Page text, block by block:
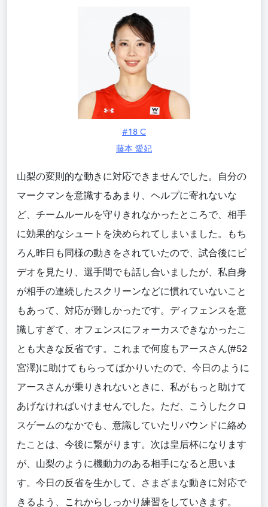
#18 C
藤本 愛妃
山梨の変則的な動きに対応できませんでした。自分の
マークマンを意識するあまり、ヘルプに寄れないな
ど、チームルールを守りきれなかったところで、相手
に効果的なシュートを決められてしまいました。もち
ろん昨日も同様の動きをされていたので、試合後にビ
デオを見たり、選手間でも話し合いましたが、私自身
が相手の連続したスクリーンなどに慣れていないこと
もあって、対応が難しかったです。ディフェンスを意
識しすぎて、オフェンスにフォーカスできなかったこ
とも大きな反省です。これまで何度もアースさん(#52
宮澤)に助けてもらってばかりいたので、今日のように
アースさんが乗りきれないときに、私がもっと助けて
あげなければいけませんでした。ただ、こうしたクロ
スゲームのなかでも、意識していたリバウンドに絡め
たことは、今後に繋がります。次は皇后杯になります
が、山梨のように機動力のある相手になると思いま
す。今日の反省を生かして、さまざまな動きに対応で
きるよう、これからしっかり練習をしていきます。